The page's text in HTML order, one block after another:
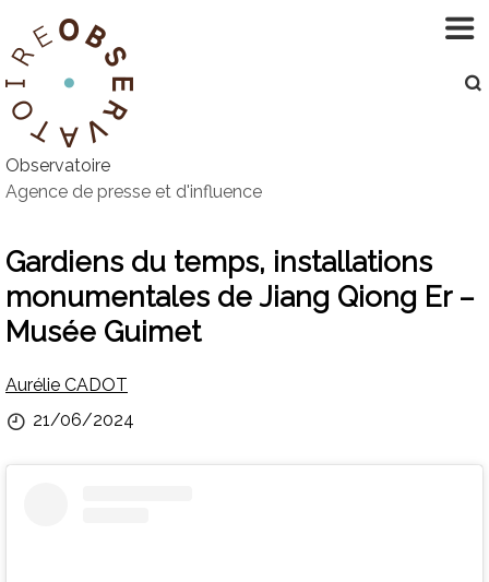
Observatoire
Agence de presse et d'influence
Gardiens du temps, installations
monumentales de Jiang Qiong Er –
Musée Guimet
Par
Aurélie CADOT
Publié21/06/2024